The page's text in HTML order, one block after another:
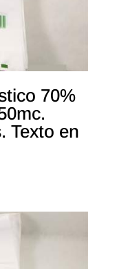
70%
Texto en